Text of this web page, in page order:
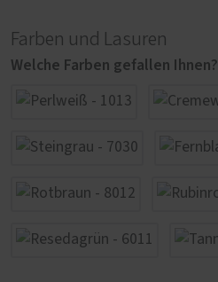
Farben und Lasuren
Welche Farben gefallen Ihnen?